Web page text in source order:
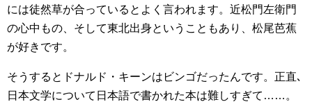
には徒然草が合っているとよく言われます。近松門左衛門
の心中もの、そして東北出身ということもあり、松尾芭蕉
が好きです。
そうするとドナルド・キーンはビンゴだったんです。正直､
日本文学について日本語で書かれた本は難しすぎて……。